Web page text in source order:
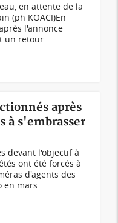
en attente de la
(ph KOACI)En
l'annonce
un retour
après
à s'embrasser
devant l'objectif à
ont été forcés à
d'agents des
en mars